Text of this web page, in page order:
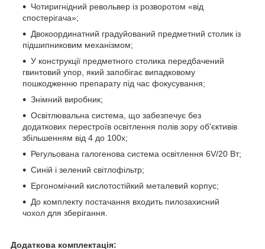
Чотиригнідний револьвер із розворотом «від
спостерігача»;
Двокоординатний градуйований предметний столик із
підшипниковим механізмом;
У конструкції предметного столика передбачений
гвинтовий упор, який запобігає випадковому
пошкодженню препарату під час фокусування;
Знімний виробник;
Освітлювальна система, що забезпечує без
додаткових перестроїв освітлення полів зору об'єктивів
збільшенням від 4 до 100х;
Регульована галогенова система освітлення 6V/20 Вт;
Синій і зелений світлофільтр;
Ергономічний кислотостійкий металевий корпус;
До комплекту постачання входить пилозахисний
чохол для зберігання.
Додаткова комплектація: